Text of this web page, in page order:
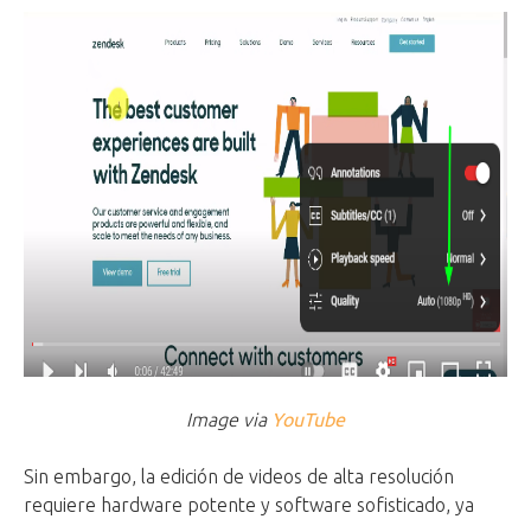
Image via YouTube
Sin embargo, la edición de videos de alta resolución
requiere hardware potente y software sofisticado, ya